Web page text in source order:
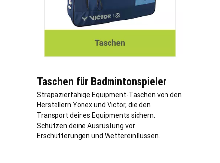
Taschen für Badmintonspieler
Strapazierfähige Equipment-Taschen von den
Herstellern Yonex und Victor, die den
Transport deines Equipments sichern.
Schützen deine Ausrüstung vor
Erschütterungen und Wettereinflüssen.